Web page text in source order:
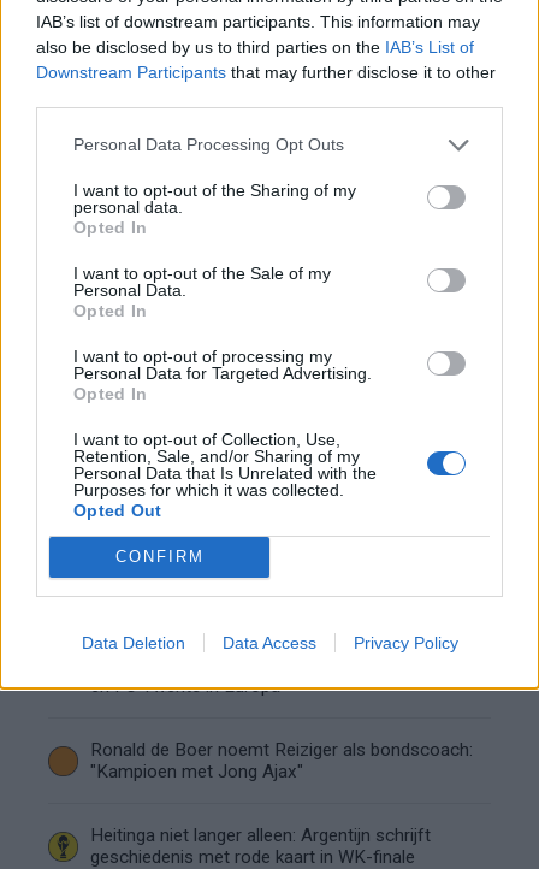
IAB’s list of downstream participants. This information may
also be disclosed by us to third parties on the IAB’s List of
Downstream Participants that may further disclose it to other
Personal Data Processing Opt Outs
I want to opt-out of the Sharing of my
personal data.
Opted In
I want to opt-out of the Sale of my
Personal Data.
Opted In
I want to opt-out of processing my
Personal Data for Targeted Advertising.
Opted In
I want to opt-out of Collection, Use,
Retention, Sale, and/or Sharing of my
Personal Data that Is Unrelated with the
Purposes for which it was collected.
Opted Out
CONFIRM
Data Deletion Data Access Privacy Policy
Ajax groeit onder Míchel, maar transfermarkt
blijft cruciaal
Ajax-talent Mohamed Abdalla schrijft Europese
Shane Kluivert krijgt kans van Flick en begint in
Servische media vergelijken Ajax-talent Abdellah
ruime zege op Vojvodina
Dusan Tadic kijkt met bijzondere gevoelens naar
Ajax - Vojvodina
Zo veranderde de relatie tussen Rafael van der
Vaart en Sylvie Meis door de jaren heen
en FC Twente in Europa
Ronald de Boer noemt Reiziger als bondscoach:
"Kampioen met Jong Ajax"
Heitinga niet langer alleen: Argentijn schrijft
geschiedenis met rode kaart in WK-finale